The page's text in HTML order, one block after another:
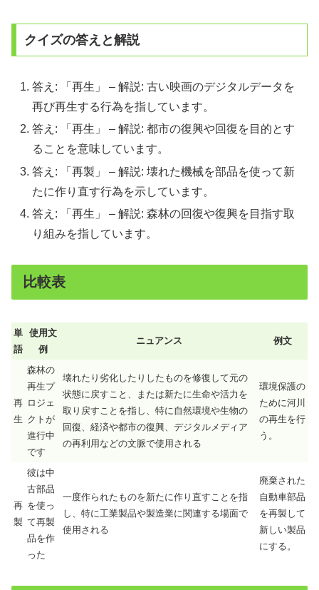
クイズの答えと解説
答え: 「再生」 – 解説: 古い映画のデジタルデータを
再び再生する行為を指しています。
答え: 「再生」 – 解説: 都市の復興や回復を目的とす
ることを意味しています。
答え: 「再製」 – 解説: 壊れた機械を部品を使って新
たに作り直す行為を示しています。
答え: 「再生」 – 解説: 森林の回復や復興を目指す取
り組みを指しています。
比較表
単
語
使用文
例
ニュアンス 例文
再
生
森林の
再生プ
ロジェ
クトが
進行中
です
壊れたり劣化したりしたものを修復して元の
状態に戻すこと、または新たに生命や活力を
取り戻すことを指し、特に自然環境や生物の
回復、経済や都市の復興、デジタルメディア
の再利用などの文脈で使用される
環境保護の
ために河川
の再生を行
う。
再
製
彼は中
古部品
を使っ
て再製
品を作
った
一度作られたものを新たに作り直すことを指
し、特に工業製品や製造業に関連する場面で
使用される
廃棄された
自動車部品
を再製して
新しい製品
にする。